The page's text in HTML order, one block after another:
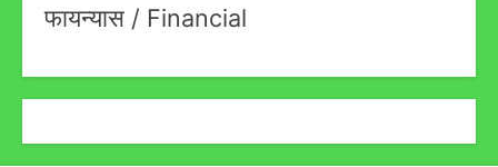
फायन्यास / Financial